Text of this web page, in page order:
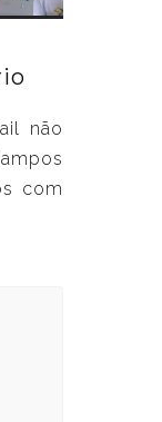
não
com